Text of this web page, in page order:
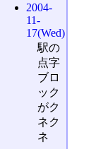
2004-
11-
17(Wed)
駅の
点字
ブロ
ック
がク
ネク
ネ